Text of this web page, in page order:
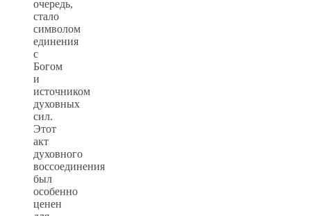
очередь,
стало
символом
единения
с
Богом
и
источником
духовных
сил.
Этот
акт
духовного
воссоединения
был
особенно
ценен